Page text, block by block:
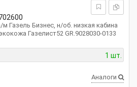
Газель Бизнес, н/об. низкая кабина
Газелист52 GR.9028030-0133
1 шт.
Аналоги